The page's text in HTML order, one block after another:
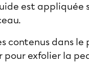
est appliquée
contenus dans
pour exfolier la